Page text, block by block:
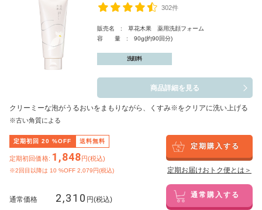
302件
販売名 : 草花木果 薬用洗顔フォーム
容 量 : 90g(約90回分)
洗顔料
商品詳細を見る
クリーミーな泡がうるおいをまもりながら、くすみ※をクリアに洗い上げる
※古い角質による
定期初回 20 %OFF 送料無料
定期初回価格: 1,848円(税込)
※2回目以降は 10 %OFF 2,079円(税込)
定期購入する
定期お届けおトク便とは＞
通常価格 2,310 円(税込) 通常購入する